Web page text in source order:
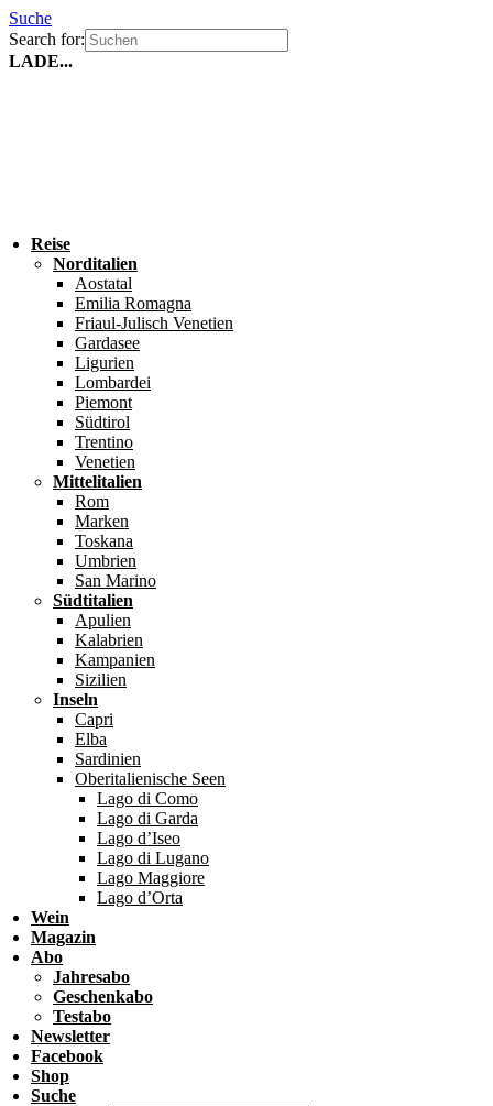
Suche
Search for:
LADE...
Reise
Norditalien
Aostatal
Emilia Romagna
Friaul-Julisch Venetien
Gardasee
Ligurien
Lombardei
Piemont
Südtirol
Trentino
Venetien
Mittelitalien
Rom
Marken
Toskana
Umbrien
San Marino
Südtitalien
Apulien
Kalabrien
Kampanien
Sizilien
Inseln
Capri
Elba
Sardinien
Oberitalienische Seen
Lago di Como
Lago di Garda
Lago d’Iseo
Lago di Lugano
Lago Maggiore
Lago d’Orta
Wein
Magazin
Abo
Jahresabo
Geschenkabo
Testabo
Newsletter
Facebook
Shop
Suche